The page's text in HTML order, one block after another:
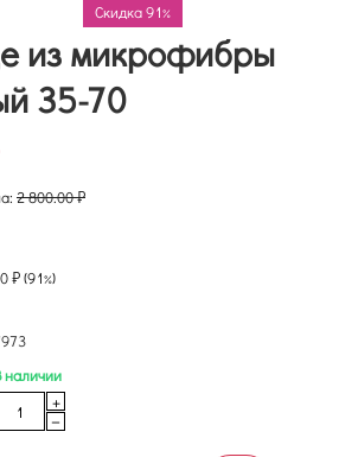
Скидка 91%
из микрофибры
35-70
2 800.00₽
₽(91%)
наличии
+
−